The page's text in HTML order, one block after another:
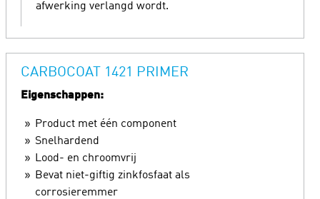
afwerking verlangd wordt.
CARBOCOAT 1421 PRIMER
Eigenschappen:
Product met één component
Snelhardend
Lood- en chroomvrij
Bevat niet-giftig zinkfosfaat als
corrosieremmer